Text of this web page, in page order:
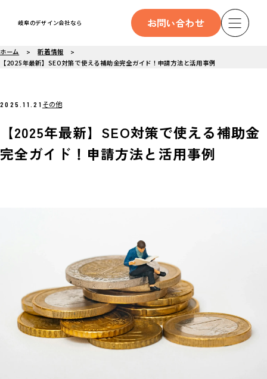
岐阜のデザイン会社なら お問い合わせ
ホーム
新着情報
【2025年最新】SEO対策で使える補助金完全ガイド！申請方法と活用事例
2025.11.21 その他
【2025年最新】SEO対策で使える補助金
完全ガイド！申請方法と活用事例